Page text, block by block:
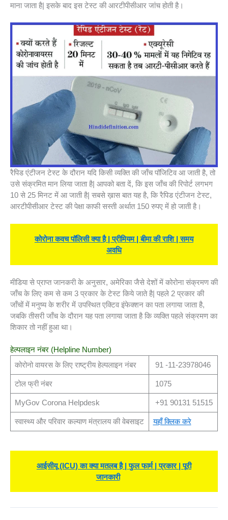
माना जाता है| इसके बाद इस टेस्ट की आरटीपीसीआर जांच होती है।
रैपिड एंटीजन टेस्ट के दौरान यदि किसी व्यक्ति की जाँच पॉजिटिव आ जाती है, तो
उसे संक्रमित मान लिया जाता है| आपको बता दें, कि इस जाँच की रिपोर्ट लगभग
10 से 25 मिनट में आ जाती है| सबसे ख़ास बात यह है, कि रैपिड एंटीजन टेस्ट,
आरटीपीसीआर टेस्ट की पेक्षा काफी सस्ती अर्थात 150 रुपए में हो जाती है।
कोरोना कवच पॉलिसी क्या है | प्रीमियम | बीमा की राशि | समय
अवधि
मीडिया से प्राप्त जानकरी के अनुसार, अमेरिका जैसे देशों में कोरोना संक्रमण की
जाँच के लिए कम से कम 3 प्रकार के टेस्ट किये जाते है| पहले 2 प्रकार की
जाँचों में मनुष्य के शरीर में उपस्थित एक्टिव इंफेक्शन का पता लगाया जाता है,
जबकि तीसरी जाँच के दौरान यह पता लगाया जाता है कि व्यक्ति पहले संक्रमण का
शिकार तो नहीं हुआ था।
हेल्पलाइन नंबर (Helpline Number)
कोरोनो वायरस के लिए राष्ट्रीय हेल्पलाइन नंबर
91 -11-23978046
टोल फ्री नंबर 1075
MyGov Corona Helpdesk +91 90131 51515
स्वास्थ्य और परिवार कल्याण मंत्रालय की वेबसाइट यहाँ क्लिक करे
आईसीयू (ICU) का क्या मतलब है | फुल फार्म | प्रकार | पूरी
जानकारी